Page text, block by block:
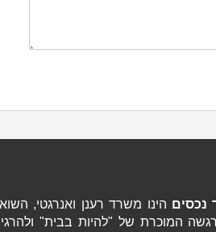
הינו משרד רענן ואנרגטי, השואף
המוכרת של "להיות בבית" ולהרגיש